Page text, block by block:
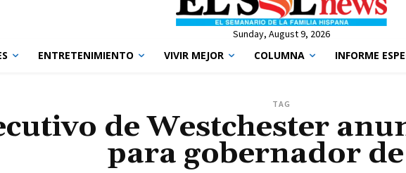
Sunday, August 9, 2026
ENTRETENIMIENTO VIVIR MEJOR COLUMNA INFORME
TAG
de Westchester
para gobernador